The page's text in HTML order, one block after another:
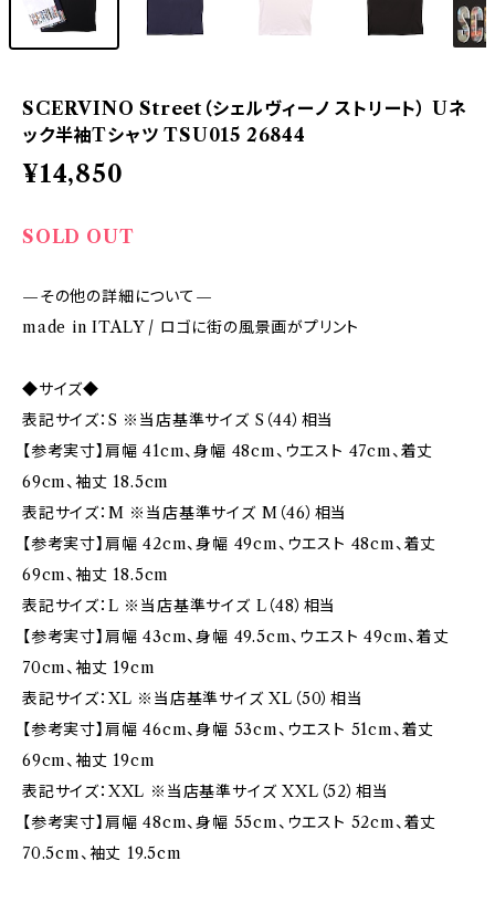
SCERVINO Street（シェルヴィーノ ストリート） Uネ
ック半袖Tシャツ TSU015 26844
¥14,850
SOLD OUT
—その他の詳細について—
made in ITALY / ロゴに街の風景画がプリント
◆サイズ◆
表記サイズ：S ※当店基準サイズ S（44）相当
【参考実寸】肩幅 41cm、身幅 48cm、ウエスト 47cm、着丈
69cm、袖丈 18.5cm
表記サイズ：M ※当店基準サイズ M（46）相当
【参考実寸】肩幅 42cm、身幅 49cm、ウエスト 48cm、着丈
69cm、袖丈 18.5cm
表記サイズ：L ※当店基準サイズ L（48）相当
【参考実寸】肩幅 43cm、身幅 49.5cm、ウエスト 49cm、着丈
70cm、袖丈 19cm
表記サイズ：XL ※当店基準サイズ XL（50）相当
【参考実寸】肩幅 46cm、身幅 53cm、ウエスト 51cm、着丈
69cm、袖丈 19cm
表記サイズ：XXL ※当店基準サイズ XXL（52）相当
【参考実寸】肩幅 48cm、身幅 55cm、ウエスト 52cm、着丈
70.5cm、袖丈 19.5cm